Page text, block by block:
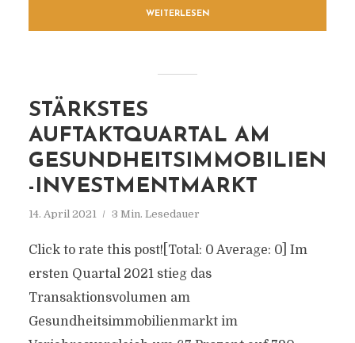
WEITERLESEN
STÄRKSTES
AUFTAKTQUARTAL AM
GESUNDHEITSIMMOBILIEN
-INVESTMENTMARKT
14. April 2021 3 Min. Lesedauer
Click to rate this post![Total: 0 Average: 0] Im
ersten Quartal 2021 stieg das
Transaktionsvolumen am
Gesundheitsimmobilienmarkt im